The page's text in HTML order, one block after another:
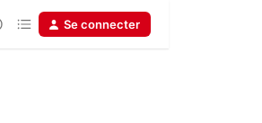
Se connecter